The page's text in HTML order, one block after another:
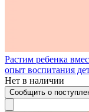
Растим ребенка
опыт воспитания
Нет в наличии
Сообщить о